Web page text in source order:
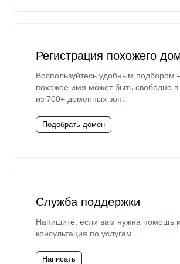
Регистрация похожего
Воспользуйтесь удобным подбором
похожее имя может быть свободно в
из 700+ доменных зон.
Подобрать домен
Служба поддержки
Напишите, если вам нужна помощь
консультация по услугам.
Написать